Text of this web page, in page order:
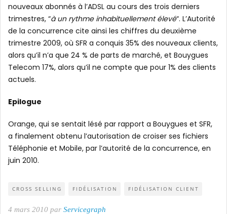
nouveaux abonnés à l’ADSL au cours des trois derniers
trimestres, “à un rythme inhabituellement élevé“. L’Autorité
de la concurrence cite ainsi les chiffres du deuxième
trimestre 2009, où SFR a conquis 35% des nouveaux clients,
alors qu’il n’a que 24 % de parts de marché, et Bouygues
Telecom 17%, alors qu’il ne compte que pour 1% des clients
actuels.
Epilogue
Orange, qui se sentait lésé par rapport a Bouygues et SFR,
a finalement obtenu l’autorisation de croiser ses fichiers
Téléphonie et Mobile, par l’autorité de la concurrence, en
juin 2010.
CROSS SELLING FIDÉLISATION FIDÉLISATION CLIENT
4 mars 2010 par Servicegraph